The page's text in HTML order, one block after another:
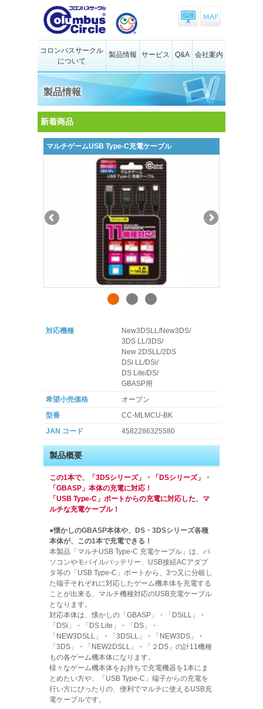
コロンバスサークル
について
製品情報 サービス Q&A 会社案内
製品情報
新着商品
マルチゲームUSB Type-C充電ケーブル
対応機種
New3DSLL/New3DS/
3DS LL/3DS/
New 2DSLL/2DS
DSi LL/DSi/
DS Lite/DS/
GBASP用
希望小売価格
オープン
型番
CC-MLMCU-BK
JAN コード
4582286325580
製品概要
この1本で、「3DSシリーズ」・「DSシリーズ」・
「GBASP」本体の充電に対応！
「USB Type-C」ポートからの充電に対応した、マ
ルチな充電ケーブル！
●懐かしのGBASP本体や、DS・3DSシリーズ各種
本体が、この1本で充電できる！
本製品「マルチUSB Type-C 充電ケーブル」は、パ
ソコンやモバイルバッテリー、USB接続ACアダプ
タ等の「USB Type-C」ポートから、3つ又に分岐し
た端子それぞれに対応したゲーム機本体を充電する
ことが出来る、マルチ機種対応のUSB充電ケーブル
となります。
対応本体は、懐かしの「GBASP」・「DSiLL」・
「DSi」・「DS Lite」・「DS」・
「NEW3DSLL」・「3DSLL」・「NEW3DS」・
「3DS」・「NEW2DSLL」・「２DS」の計11機種
もの各ゲーム機本体になります。
様々なゲーム機本体をお持ちで充電機器を1本にま
とめたい方や、「USB Type-C」端子からの充電を
行い方にぴったりの、便利でマルチに使えるUSB充
電ケーブルです。